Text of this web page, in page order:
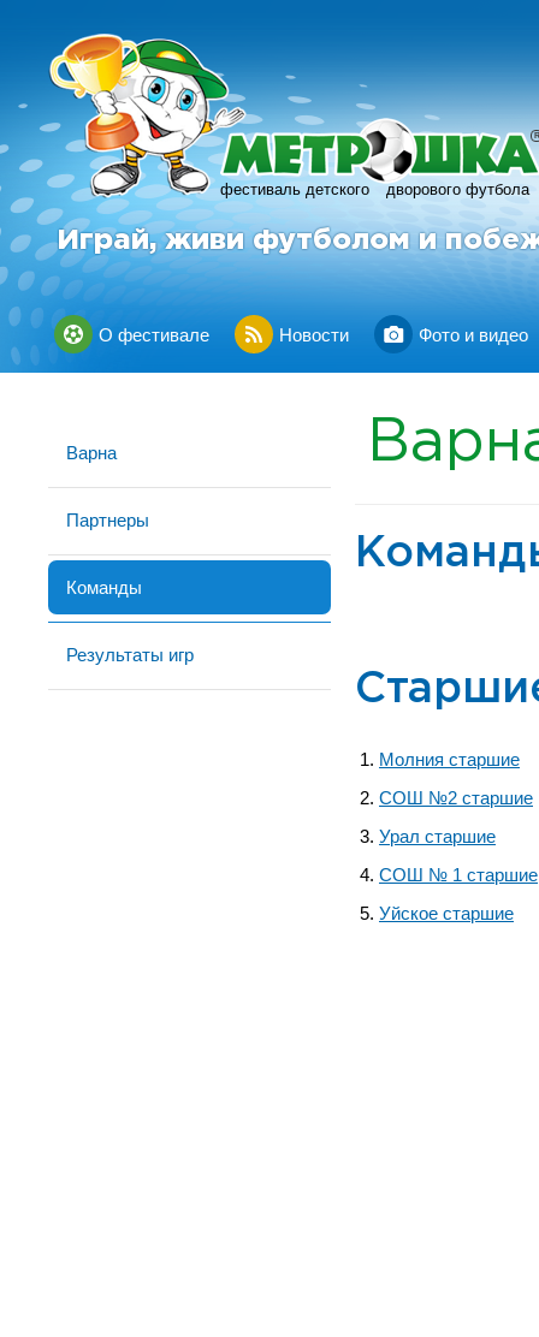
фестиваль детского дворового футбола
R
Играй, живи футболом и
О фестивале Новости Фото и видео
Варна
Партнеры
Команды
Результаты игр
Молния старшие
СОШ №2 старшие
Урал старшие
СОШ № 1 старшие
Уйское старшие